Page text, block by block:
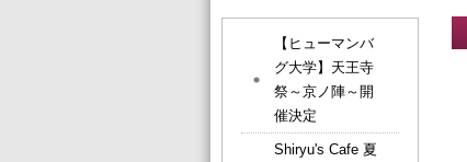
【ヒューマンバ
グ大学】天王寺
祭～京ノ陣～開
催決定
Shiryu's Cafe 夏